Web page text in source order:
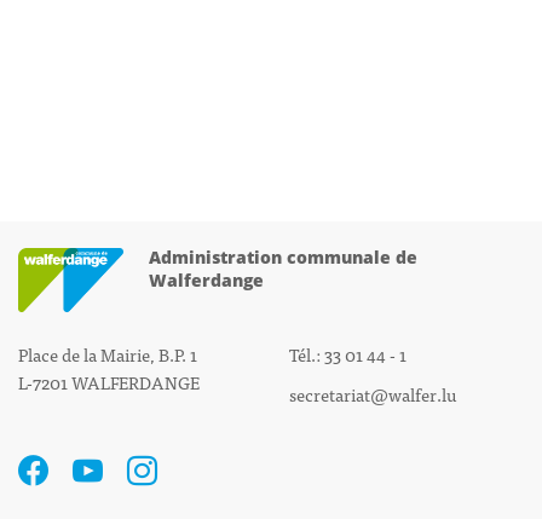
Administration communale de
Walferdange
Place de la Mairie, B.P. 1
L-7201 WALFERDANGE
Tél.: 33 01 44 - 1
secretariat@walfer.lu